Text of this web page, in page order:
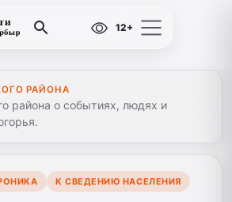
12+
РАЙОНА
района о событиях, людях и
К СВЕДЕНИЮ НАСЕЛЕНИЯ